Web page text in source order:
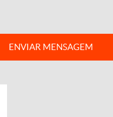
ENVIAR MENSAGEM